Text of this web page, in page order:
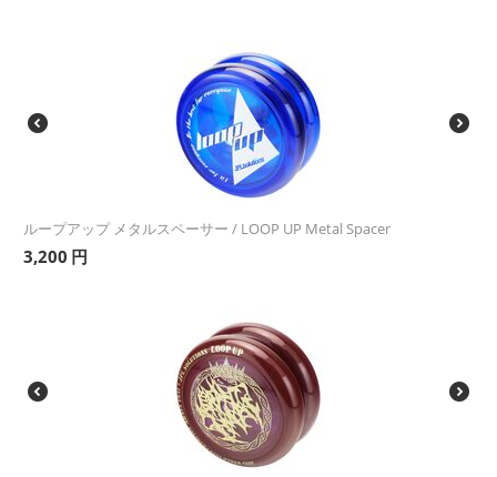
ループアップ メタルスペーサー / LOOP UP Metal Spacer
3,200 円